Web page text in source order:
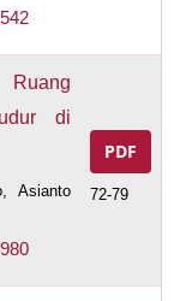
di
Asianto
PDF
72-79